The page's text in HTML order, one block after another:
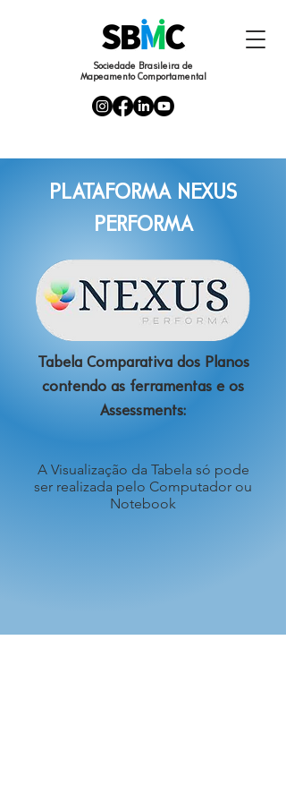
Sociedade Brasileira de
Mapeamento Comportamental
PLATAFORMA NEXUS
PERFORMA
Tabela Comparativa dos Planos
contendo as ferramentas e os
Assessments:
A Visualização da Tabela só pode
ser realizada pelo Computador ou
Notebook